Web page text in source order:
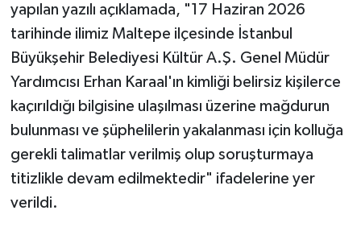
yapılan yazılı açıklamada, "17 Haziran 2026
tarihinde ilimiz Maltepe ilçesinde İstanbul
Büyükşehir Belediyesi Kültür A.Ş. Genel Müdür
Yardımcısı Erhan Karaal'ın kimliği belirsiz kişilerce
kaçırıldığı bilgisine ulaşılması üzerine mağdurun
bulunması ve şüphelilerin yakalanması için kolluğa
gerekli talimatlar verilmiş olup soruşturmaya
titizlikle devam edilmektedir" ifadelerine yer
verildi.